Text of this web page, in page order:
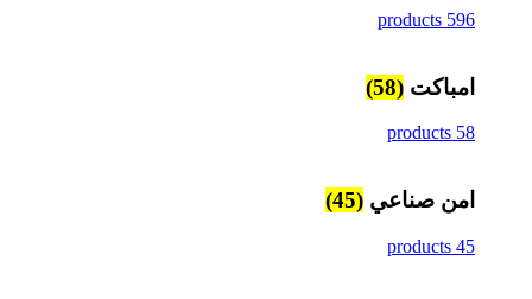
596 products
امباكت (58)
58 products
امن صناعي (45)
45 products